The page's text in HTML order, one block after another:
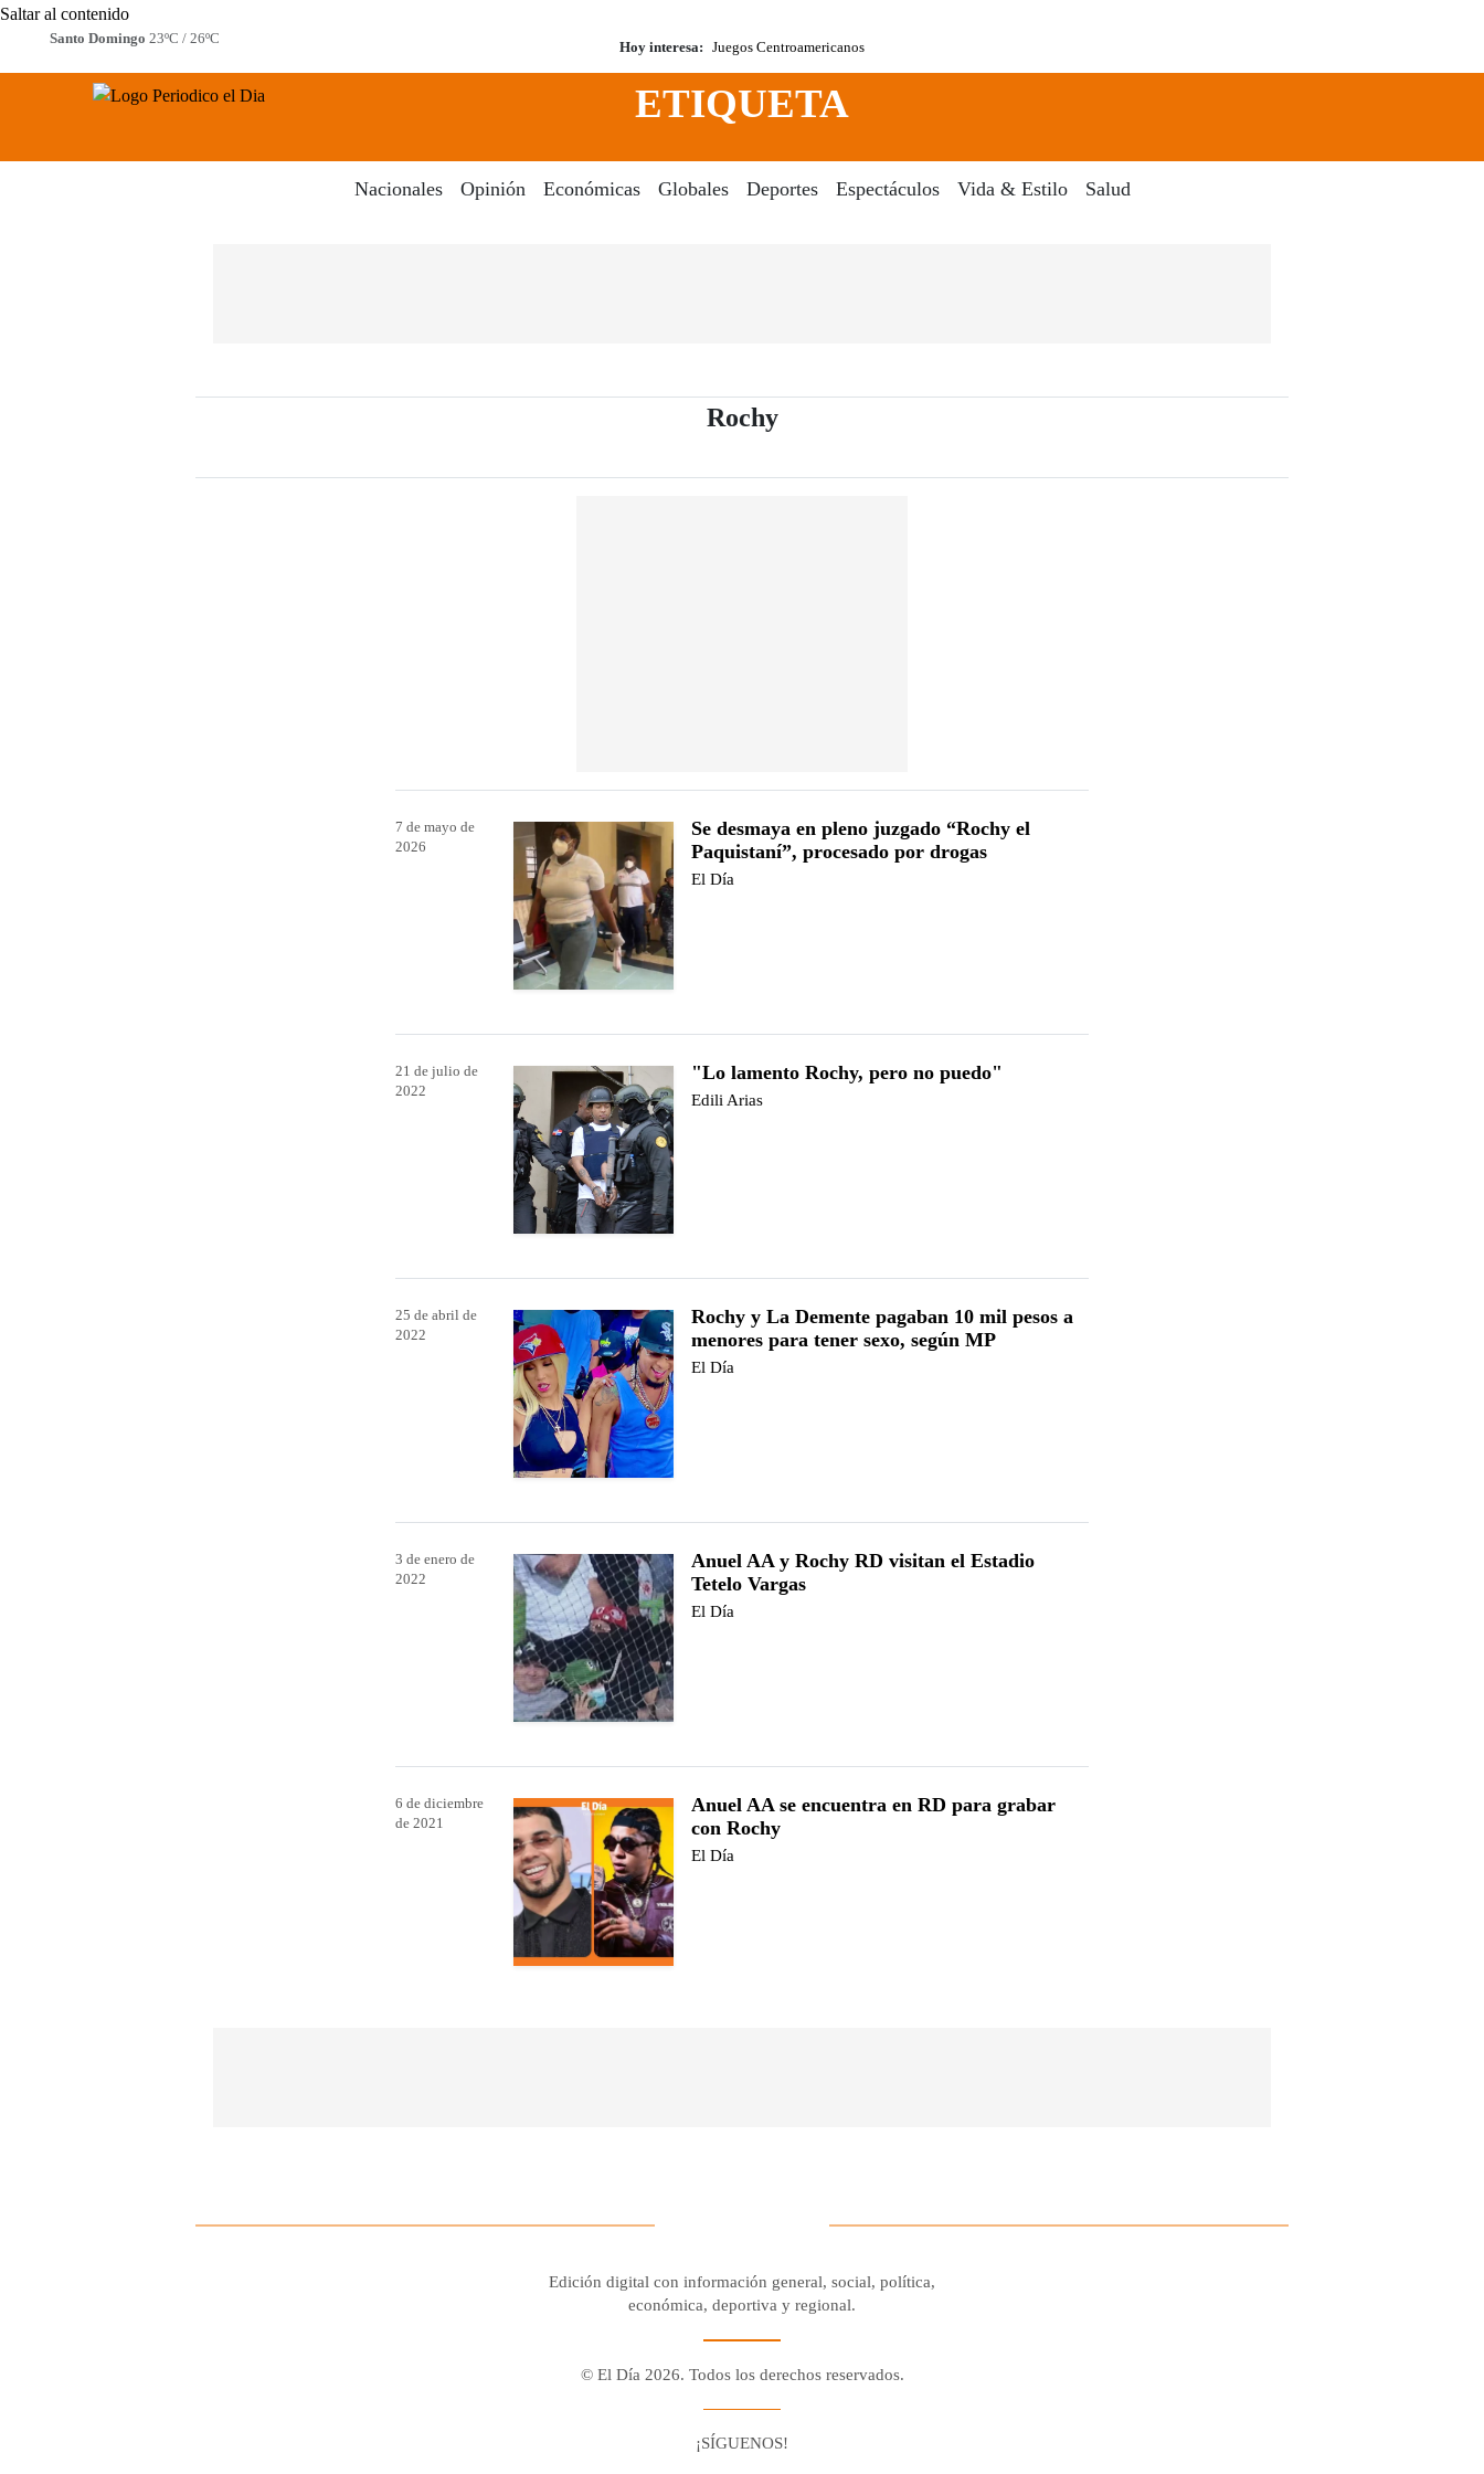
Saltar al contenido
Santo Domingo 23ºC / 26ºC
Hoy interesa: Juegos Centroamericanos
Search
ETIQUETA
Nacionales Opinión Económicas Globales Deportes Espectáculos Vida & Estilo Salud
Rochy- Periódico El Dia Digital
7 de mayo de
2026
Se desmaya en pleno juzgado “Rochy el
Paquistaní”, procesado por drogas
El Día
21 de julio de
2022
"Lo lamento Rochy, pero no puedo"
Edili Arias
25 de abril de
2022
Rochy y La Demente pagaban 10 mil pesos a
menores para tener sexo, según MP
El Día
3 de enero de
2022
Anuel AA y Rochy RD visitan el Estadio
Tetelo Vargas
El Día
6 de diciembre
de 2021
Anuel AA se encuentra en RD para grabar
con Rochy
El Día
Edición digital con información general, social, política,
económica, deportiva y regional.
© El Día 2026. Todos los derechos reservados.
¡SÍGUENOS!